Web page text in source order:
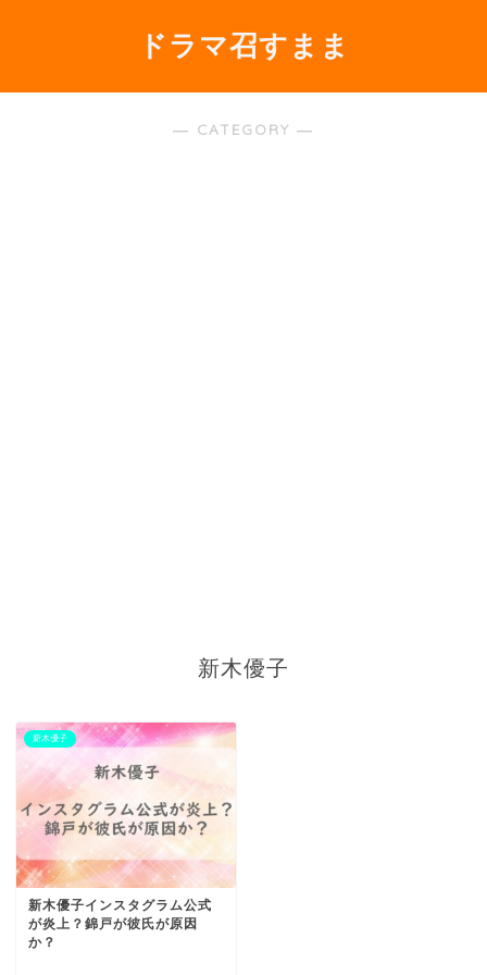
ドラマ召すまま
― CATEGORY ―
新木優子
新木優子
新木優子インスタグラム公式
が炎上？錦戸が彼氏が原因
か？